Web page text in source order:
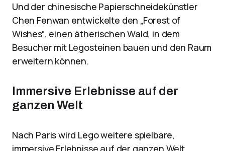
Und der chinesische Papierschneidekünstler
Chen Fenwan entwickelte den „Forest of
Wishes“, einen ätherischen Wald, in dem
Besucher mit Legosteinen bauen und den Raum
erweitern können.
Immersive Erlebnisse auf der
ganzen Welt
Nach Paris wird Lego weitere spielbare,
immersive Erlebnisse auf der ganzen Welt